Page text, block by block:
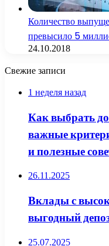
Количество
превысило 5
24.10.2018
Свежие записи
1 неделя назад
Как выбрать
важные
и полезные
26.11.2025
Вклады с
выгодный
25.07.2025